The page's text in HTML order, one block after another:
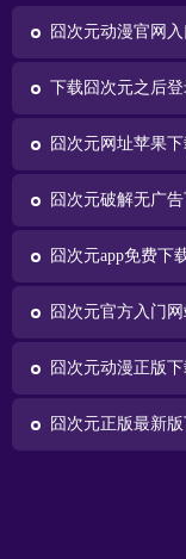
囧次元动漫官网
下载囧次元之后
囧次元网址苹果
囧次元破解无广
囧次元app免费下
囧次元官方入门
囧次元动漫正版
囧次元正版最新